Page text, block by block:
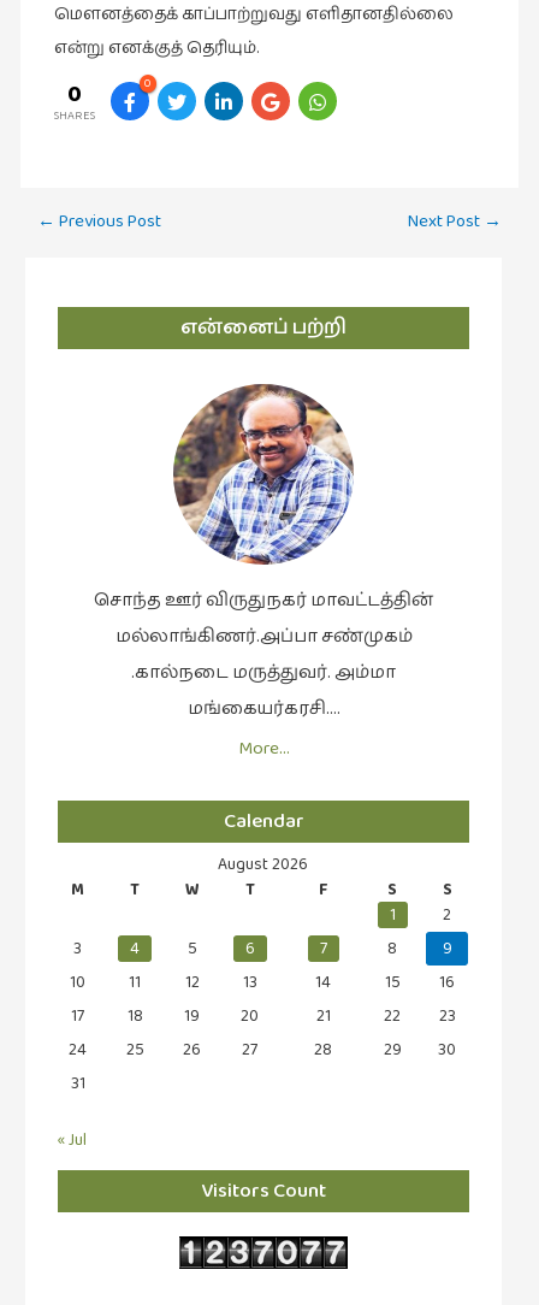
மௌனத்தைக் காப்பாற்றுவது எளிதானதில்லை
என்று எனக்குத் தெரியும்.
0
SHARES
0
Post
← Previous Post Next Post →
என்னைப் பற்றி
சொந்த ஊர் விருதுநகர் மாவட்டத்தின்
மல்லாங்கிணர்.அப்பா சண்முகம்
.கால்நடை மருத்துவர். அம்மா
மங்கையர்கரசி….
More…
Calendar
August 2026
M
T W T F S
S
1
2
3
4 5 6 7 8
9
10
11 12 13 14 15
16
17
18 19 20 21 22
23
24
25 26 27 28 29
30
31
« Jul
Visitors Count